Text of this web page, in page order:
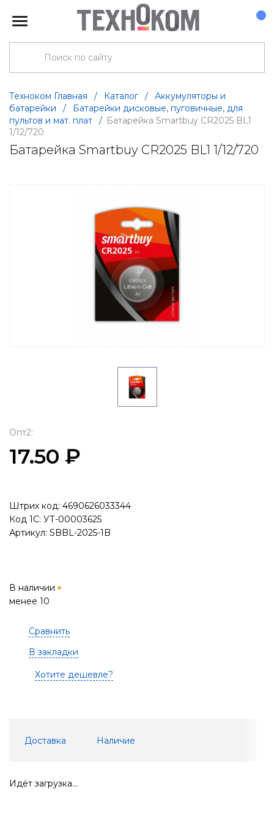
Техноком Главная / Каталог /
Аккумуляторы и
батарейки
/
Батарейки дисковые, пуговичные, для
пультов и мат. плат
/ Батарейка Smartbuy CR2025 BL1
1/12/720
Батарейка Smartbuy CR2025 BL1 1/12/720
Опт2:
17.50 ₽
Штрих код: 4690626033344
Код 1С: УТ-00003625
Артикул: SBBL-2025-1B
В наличии
менее 10
Сравнить
В закладки
Хотите дешевле?
Доставка Наличие
Идёт загрузка...